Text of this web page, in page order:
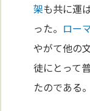
架も共に運
った。 ロー
やがて他の
徒にとって
たのである。